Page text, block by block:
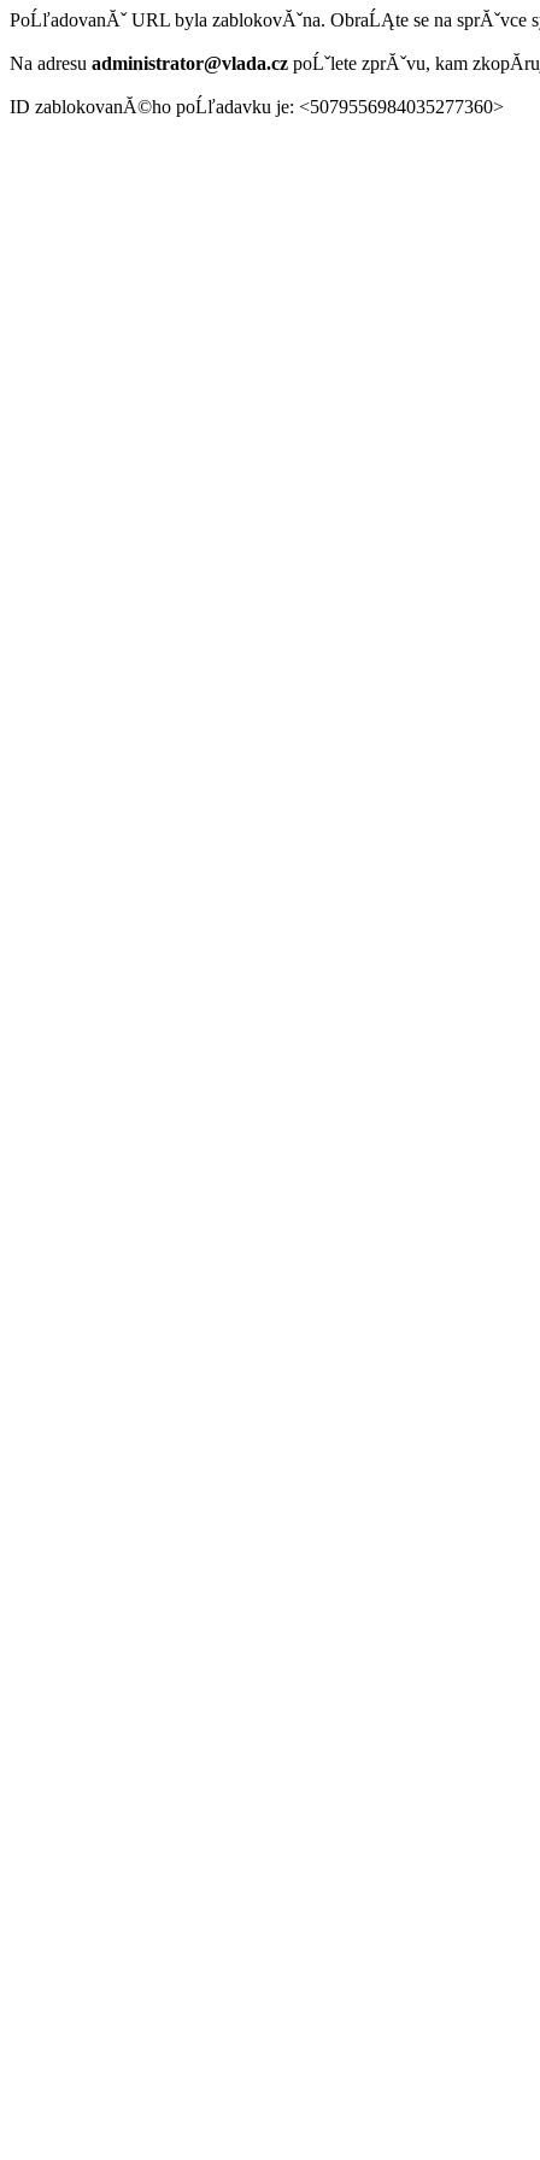
PoĹľadovanĂˇ URL byla zablokovĂˇna. ObraĹĄte se na sprĂˇvce
Na adresu administrator@vlada.cz poĹˇlete zprĂˇvu, kam
ID zablokovanĂ©ho poĹľadavku je: <5079556984035277360>